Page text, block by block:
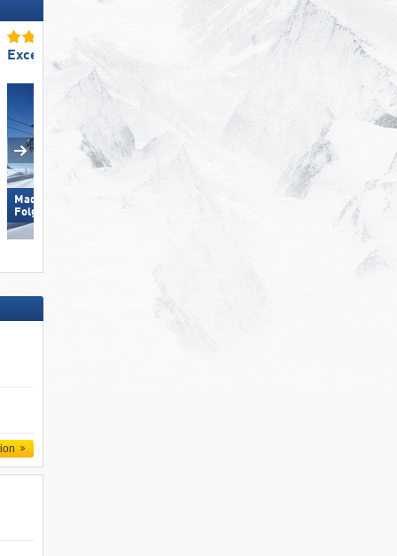
Excellent snowpark
Madonna di Campiglio/​Pinzolo/​
Folgàrida/​Marilleva
Excellente
Wildhaus – Gamserrugg